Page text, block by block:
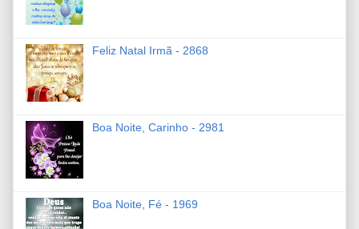
Feliz Natal Irmã - 2868
Boa Noite, Carinho - 2981
Boa Noite, Fé - 1969